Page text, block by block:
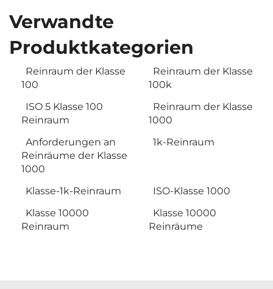
Verwandte
Produktkategorien
Reinraum der Klasse
100
Reinraum der Klasse
100k
ISO 5 Klasse 100
Reinraum
Reinraum der Klasse
1000
Anforderungen an
Reinräume der Klasse
1000
1k-Reinraum
Klasse-1k-Reinraum
ISO-Klasse 1000
Klasse 10000
Reinraum
Klasse 10000
Reinräume